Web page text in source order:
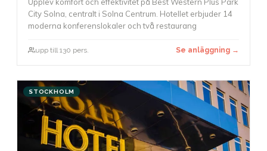
City Solna, centralt i Solna Centrum. Hotellet erbjuder 14
moderna konferenslokaler och två restaurang
upp till 130 pers. Se anläggning →
STOCKHOLM